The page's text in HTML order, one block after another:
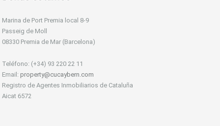
Marina de Port Premia local 8-9
Passeig de Moll
08330 Premia de Mar (Barcelona)
Teléfono: (+34) 93 220 22 11
Email: property@cucaybern.com
Registro de Agentes Inmobiliarios de Cataluña
Aicat 6572